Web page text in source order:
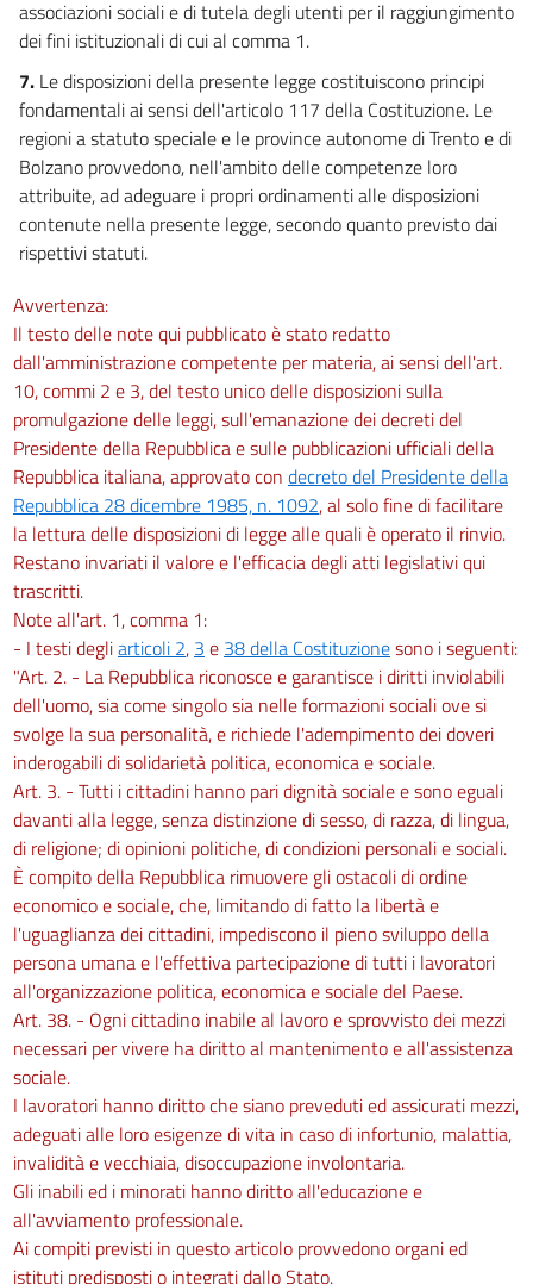
associazioni sociali e di tutela degli utenti per il raggiungimento
dei fini istituzionali di cui al comma 1.
7. Le disposizioni della presente legge costituiscono principi
fondamentali ai sensi dell'articolo 117 della Costituzione. Le
regioni a statuto speciale e le province autonome di Trento e di
Bolzano provvedono, nell'ambito delle competenze loro
attribuite, ad adeguare i propri ordinamenti alle disposizioni
contenute nella presente legge, secondo quanto previsto dai
rispettivi statuti.
Avvertenza:
Il testo delle note qui pubblicato è stato redatto
dall'amministrazione competente per materia, ai sensi dell'art.
10, commi 2 e 3, del testo unico delle disposizioni sulla
promulgazione delle leggi, sull'emanazione dei decreti del
Presidente della Repubblica e sulle pubblicazioni ufficiali della
Repubblica italiana, approvato con decreto del Presidente della
Repubblica 28 dicembre 1985, n. 1092, al solo fine di facilitare
la lettura delle disposizioni di legge alle quali è operato il rinvio.
Restano invariati il valore e l'efficacia degli atti legislativi qui
trascritti.
Note all'art. 1, comma 1:
- I testi degliarticoli 2, 3 e 38 della Costituzionesono i seguenti:
"Art. 2. - La Repubblica riconosce e garantisce i diritti inviolabili
dell'uomo, sia come singolo sia nelle formazioni sociali ove si
svolge la sua personalità, e richiede l'adempimento dei doveri
inderogabili di solidarietà politica, economica e sociale.
Art. 3. - Tutti i cittadini hanno pari dignità sociale e sono eguali
davanti alla legge, senza distinzione di sesso, di razza, di lingua,
di religione; di opinioni politiche, di condizioni personali e sociali.
È compito della Repubblica rimuovere gli ostacoli di ordine
economico e sociale, che, limitando di fatto la libertà e
l'uguaglianza dei cittadini, impediscono il pieno sviluppo della
persona umana e l'effettiva partecipazione di tutti i lavoratori
all'organizzazione politica, economica e sociale del Paese.
Art. 38. - Ogni cittadino inabile al lavoro e sprovvisto dei mezzi
necessari per vivere ha diritto al mantenimento e all'assistenza
sociale.
I lavoratori hanno diritto che siano preveduti ed assicurati mezzi,
adeguati alle loro esigenze di vita in caso di infortunio, malattia,
invalidità e vecchiaia, disoccupazione involontaria.
Gli inabili ed i minorati hanno diritto all'educazione e
all'avviamento professionale.
Ai compiti previsti in questo articolo provvedono organi ed
istituti predisposti o integrati dallo Stato.